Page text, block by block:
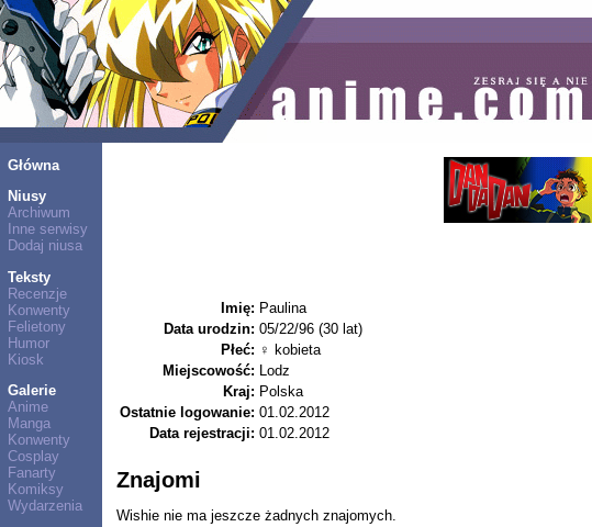
Główna
Niusy
Archiwum
Inne serwisy
Dodaj niusa
Teksty
Recenzje
Konwenty
Felietony
Humor
Kiosk
Galerie
Anime
Manga
Konwenty
Cosplay
Fanarty
Komiksy
Wydarzenia
Imię: Paulina
Data urodzin: 05/22/96 (30 lat)
Płeć: ♀ kobieta
Miejscowość: Lodz
Kraj: Polska
Ostatnie logowanie: 01.02.2012
Data rejestracji: 01.02.2012
Znajomi
Wishie nie ma jeszcze żadnych znajomych.